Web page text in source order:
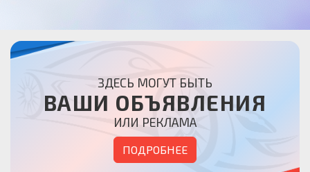
ЗДЕСЬ МОГУТ БЫТЬ
ВАШИ ОБЪЯВЛЕНИЯ
ИЛИ РЕКЛАМА
ПОДРОБНЕЕ